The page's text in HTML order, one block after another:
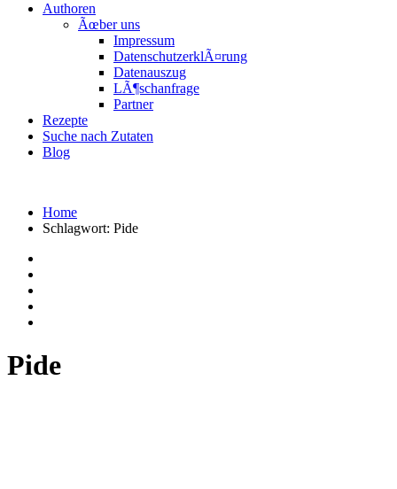
Authoren
Ãœber uns
Impressum
DatenschutzerklÃ¤rung
Datenauszug
LÃ¶schanfrage
Partner
Rezepte
Suche nach Zutaten
Blog
Home
Schlagwort: Pide
Pide